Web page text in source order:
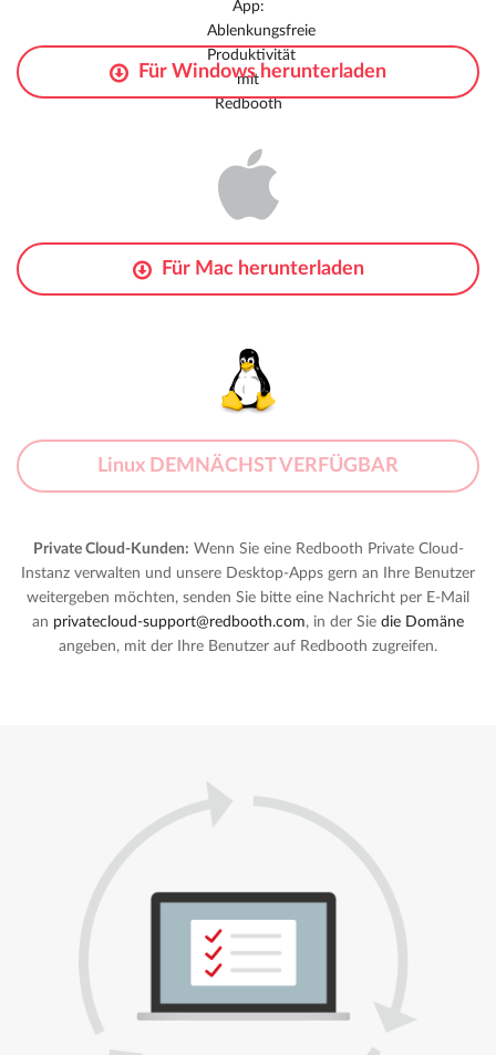
Für Windowsherunterladen
Für Macherunterladen
Linux DEMNÄCHST VERFÜGBAR
Private Cloud-Kunden: Wenn Sie eine Redbooth Private Cloud-
Instanz verwalten und unsere Desktop-Apps gern an Ihre Benutzer
weitergeben möchten, senden Sie bitte eine Nachricht per E-Mail
an privatecloud-support@redbooth.com, in der Sie die Domäne
angeben, mit der Ihre Benutzer auf Redbooth zugreifen.